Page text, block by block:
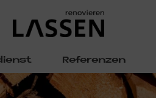
Referenzen